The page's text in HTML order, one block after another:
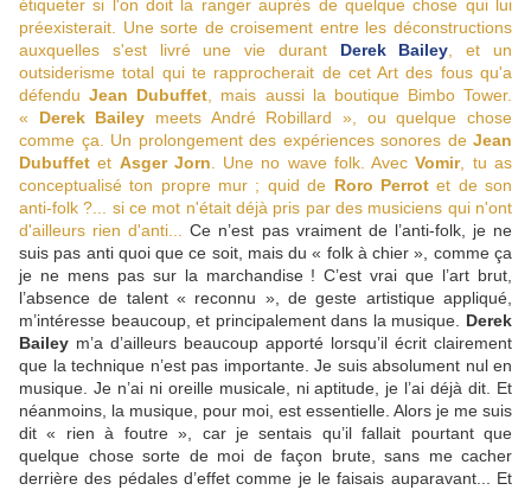
étiqueter si l'on doit la ranger auprès de quelque chose qui lui
préexisterait. Une sorte de croisement entre les déconstructions
auxquelles s'est livré une vie durant Derek Bailey , et un
outsiderisme total qui te rapprocherait de cet Art des fous qu'a
défenduJean Dubuffet , mais aussi la boutique Bimbo Tower.
« Derek Bailey meets André Robillard », ou quelque chose
comme ça. Un prolongement des expériences sonores de Jean
Dubuffet et Asger Jorn . Une no wave folk. AvecVomir, tu as
conceptualisé ton propre mur ; quid de Roro Perrotet de son
anti-folk ?... si ce mot n'était déjà pris par des musiciens qui n'ont
d'ailleurs rien d'anti...
Ce n’est pas vraiment de l’anti-folk, je ne
suis pas anti quoi que ce soit, mais du « folk à chier », comme ça
je ne mens pas sur la marchandise ! C’est vrai que l’art brut,
l’absence de talent « reconnu », de geste artistique appliqué,
m’intéresse beaucoup, et principalement dans la musique. Derek
Bailey m’a d’ailleurs beaucoup apporté lorsqu’il écrit clairement
que la technique n’est pas importante. Je suis absolument nul en
musique. Je n’ai ni oreille musicale, ni aptitude, je l’ai déjà dit. Et
néanmoins, la musique, pour moi, est essentielle. Alors je me suis
dit « rien à foutre », car je sentais qu’il fallait pourtant que
quelque chose sorte de moi de façon brute, sans me cacher
derrière des pédales d’effet comme je le faisais auparavant... Et